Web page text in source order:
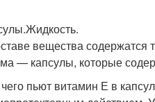
вещества содержатся
— капсулы, которые
пьют витамин Е в